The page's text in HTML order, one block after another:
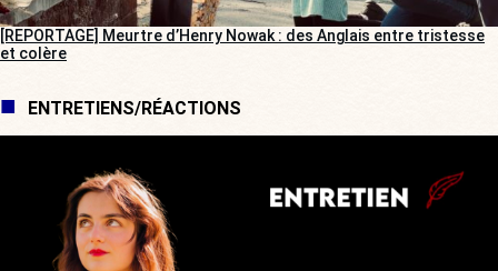
[REPORTAGE] Meurtre d’Henry Nowak : des Anglais entre tristesse
et colère
ENTRETIENS/RÉACTIONS